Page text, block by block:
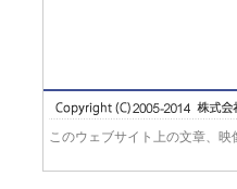
このウェブサイト上の文章、